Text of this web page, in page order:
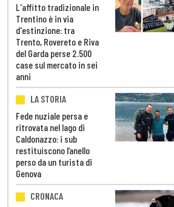
L'affitto tradizionale in
Trentino è in via
d'estinzione: tra
Trento, Rovereto e Riva
del Garda perse 2.500
case sul mercato in sei
anni
LA STORIA
Fede nuziale persa e
ritrovata nel lago di
Caldonazzo: i sub
restituiscono l’anello
perso da un turista di
Genova
CRONACA